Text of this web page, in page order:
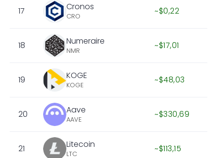
17 Cronos
CRO ~$0,22
18 Numeraire
NMR ~$17,01
19 KOGE
KOGE ~$48,03
20 Aave
AAVE ~$330,69
21 Litecoin
LTC ~$113,15